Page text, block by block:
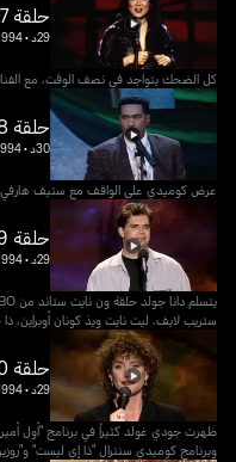
حلقة 7 • مارغريت تشو
29د •
كل الضحك يتواجد في نصف الوقت، مع الفنانة
حلقة 8 • ستيف هارفي
30د •
عرض كوميدي على الواقف مع ستيف
حلقة 9 • دانا جولد
29د •
ستريب لايف، ليت نايت ويذ كونان أوبراين،
حلقة 10 • جودي غولد
29د •
ظهرت جودي غولد كثيراً في برنامج "أول
وبرنامج كوميدي سنترال "ذا إي ليست"